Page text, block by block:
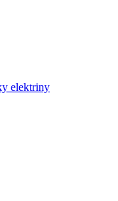
elektriny